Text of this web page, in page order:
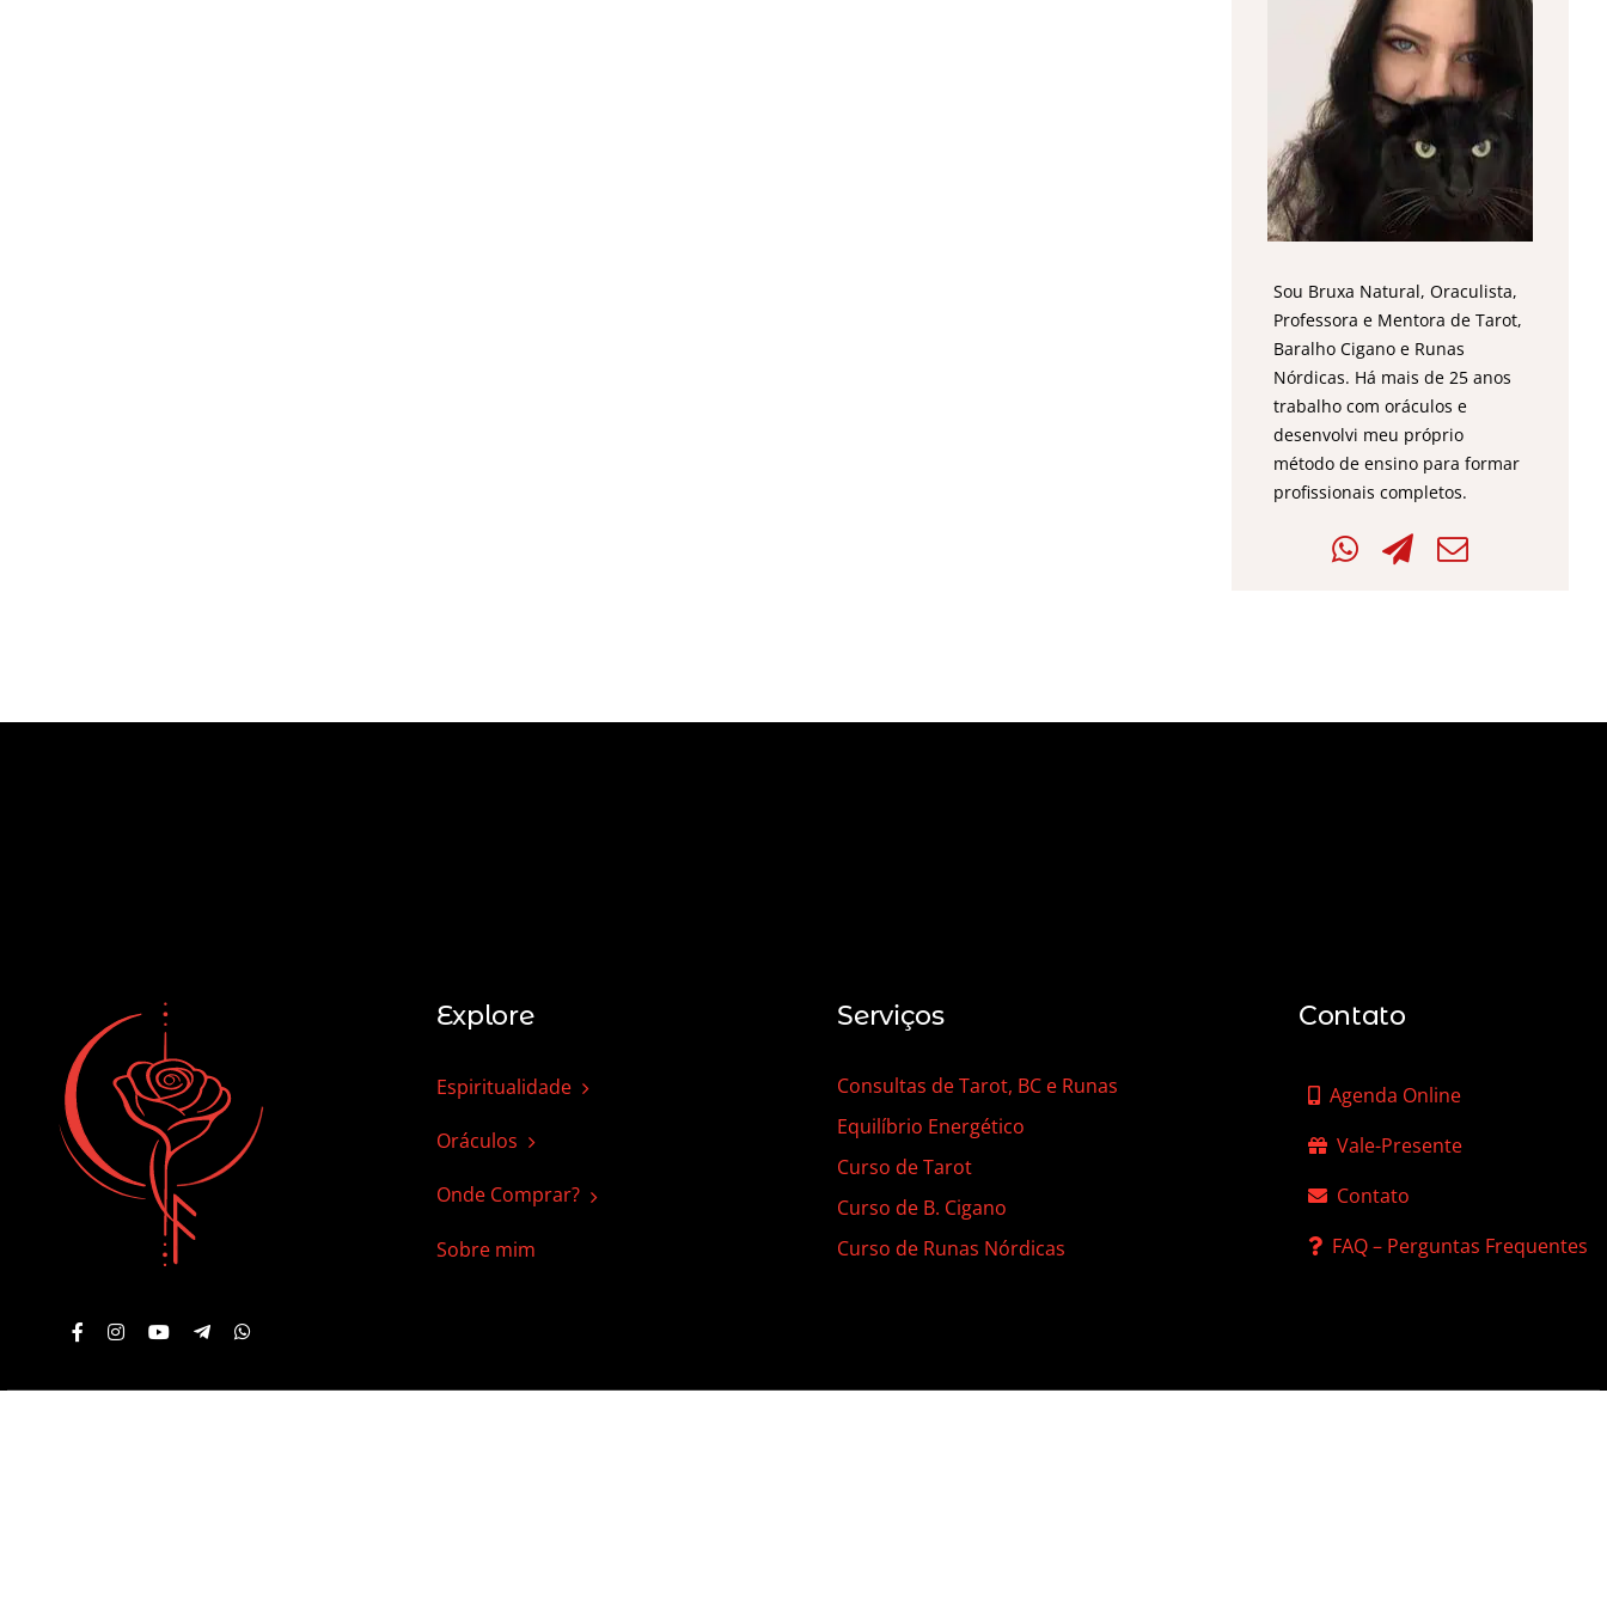
Sou Bruxa Natural, Oraculista,
Professora e Mentora de Tarot,
Baralho Cigano e Runas
Nórdicas. Há mais de 25 anos
trabalho com oráculos e
desenvolvi meu próprio
método de ensino para formar
profissionais completos.
Explore
Espiritualidade
Oráculos
Onde Comprar?
Sobre mim
Serviços
Consultas de Tarot, BC e Runas
Equilíbrio Energético
Curso de Tarot
Curso de B. Cigano
Curso de Runas Nórdicas
Contato
Agenda Online
Vale-Presente
Contato
FAQ – Perguntas Frequentes